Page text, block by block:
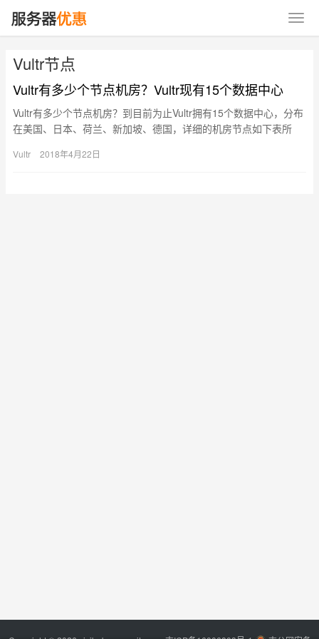
Vultr节点
Vultr有多少个节点机房？Vultr现有15个数据中心
Vultr有多少个节点机房？到目前为止Vultr拥有15个数据中心，分布
在美国、日本、荷兰、新加坡、德国，详细的机房节点如下表所
Vultr 2018年4月22日